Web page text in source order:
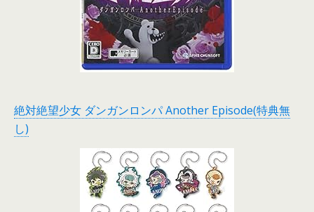
絶対絶望少女 ダンガンロンパ Another Episode(特典無
し)